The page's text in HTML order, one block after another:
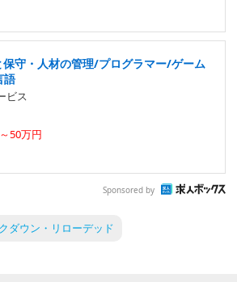
保守・人材の管理/プログラマー/ゲーム
語
ビス
50万円
Sponsored by
ダウン・リローデッド